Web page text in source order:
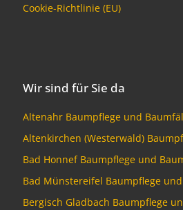
Cookie-Richtlinie (EU)
Wir sind für Sie da
Altenahr Baumpflege und
Altenkirchen (Westerwald)
Bad Honnef Baumpflege und
Bad Münstereifel Baumpflege
Bergisch Gladbach Baumpflege